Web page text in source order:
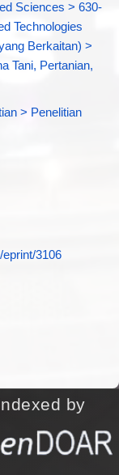
Sciences > 630-
Technologies
Berkaitan) >
Tani, Pertanian,
> Penelitian
eprint/3106
by